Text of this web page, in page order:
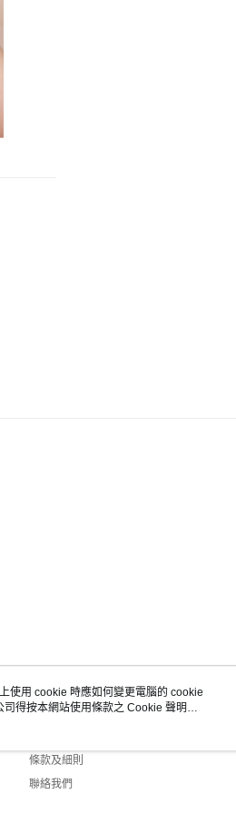
客戶服務
條款及細則
聯絡我們
使用 cookie 時應如何變更電腦的 cookie
得按本網站使用條款之 Cookie 聲明使